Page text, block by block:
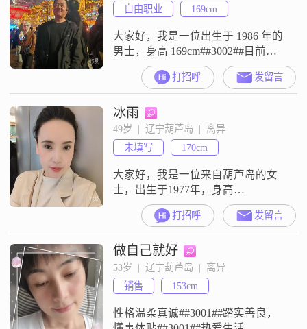
自由职业
169cm
大家好，我是一位出生于 1986 年的
男士，身高 169cm##3002##目前在
葫芦岛工作，收入方面呢，在 8001 -
12000 元这个范围##3002##我的学历
是高中及以下##3002##我觉得自己
是个挺不错的人##3002##性格稳重
可靠，与人相处时随和易相处，很
有耐心也特别包容##3002##我把家
庭看得
打招呼 发留言
冰雨
49岁  |  辽宁葫芦岛  |  离异
未填写
170cm
大家好，我是一位来自葫芦岛的女
士，出生于1977年，身高
170cm##3002##我性格温柔体贴，独
立自信，随和易相处，真诚可靠
##3002##在我的生活中，我非常注
重健康管理，努力平衡工作与生
活，同时也注重生活品质，追求事
业成就，并享受当下的每一刻
##3002##我对待感情认真负责，富
有同理心，能够理解和尊重对方的
感
打招呼 发留言
做自己就好
53岁  |  辽宁葫芦岛  |  离异
销售
153cm
性格温柔真诚##3001##踏实善良，